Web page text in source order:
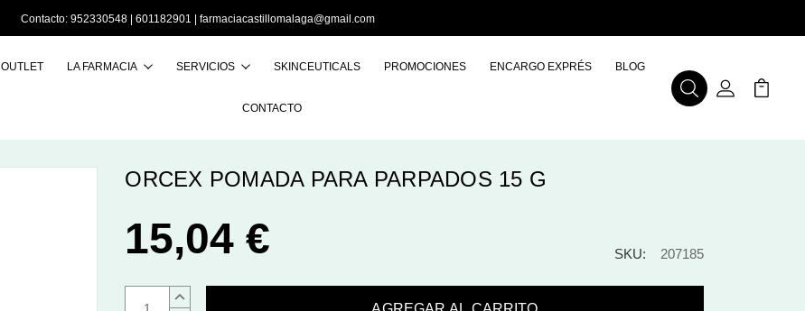
Contacto: 952330548 | 601182901 | farmaciacastillomalaga@gmail.com
OUTLET LA FARMACIA SERVICIOS SKINCEUTICALS PROMOCIONES ENCARGO EXPRÉS BLOG
CONTACTO
BuscarMi Cuenta
Mi
ORCEX POMADA PARA PARPADOS 15 G
15,04 €
AUMENTAR
SKU: 207185